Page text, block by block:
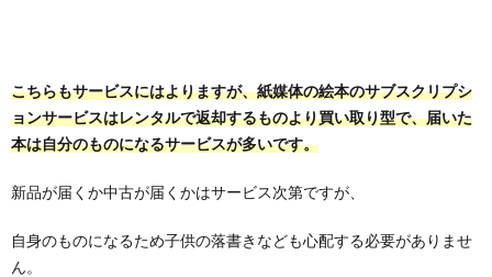
こちらもサービスにはよりますが、紙媒体の絵本のサブスクリプシ
ョンサービスはレンタルで返却するものより買い取り型で、届いた
本は自分のものになるサービスが多いです。
新品が届くか中古が届くかはサービス次第ですが、
自身のものになるため子供の落書きなども心配する必要がありませ
ん。